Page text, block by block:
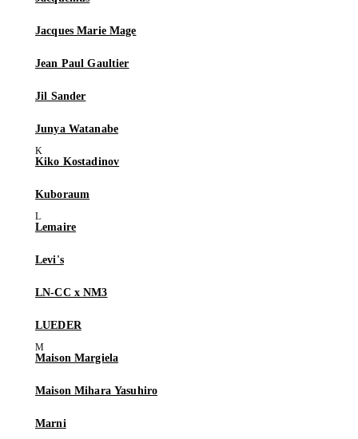
Jacques Marie Mage
Jean Paul Gaultier
Jil Sander
Junya Watanabe
Kiko Kostadinov
Kuboraum
Lemaire
Levi's
LN-CC x NM3
LUEDER
Maison Margiela
Maison Mihara Yasuhiro
Marni